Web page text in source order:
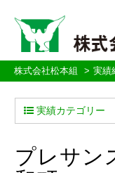
株式会社松本組 実績
実績カテゴリー
プレサン